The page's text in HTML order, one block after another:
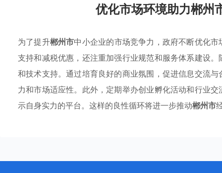
优化市场环境助力郴州
为了提升郴州市中小企业的市场竞争力，政府不断优化
支持和减税优惠，还注重加强行业规范和服务体系建设
和技术支持。通过培育良好的商业氛围，促进信息交流
力和市场适应性。此外，定期举办创业孵化活动和行业
示自身实力的平台。这样的良性循环将进一步推动郴州市